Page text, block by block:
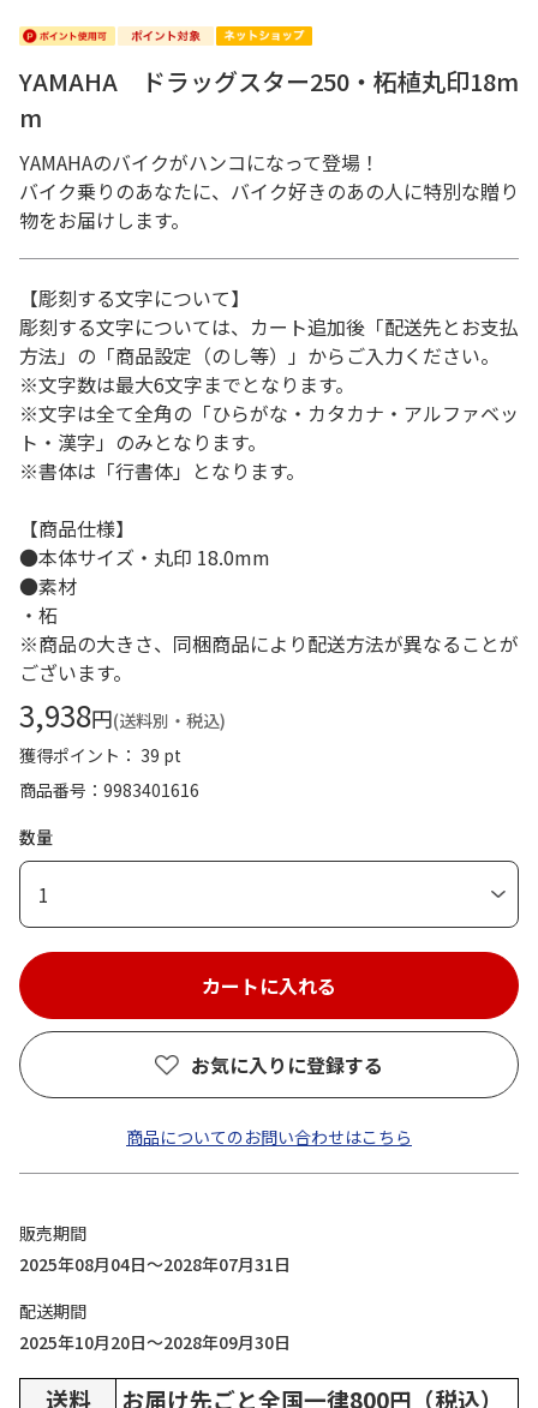
YAMAHA ドラッグスター250・柘植丸印18m
m
YAMAHAのバイクがハンコになって登場！
バイク乗りのあなたに、バイク好きのあの人に特別な贈り
物をお届けします。
【彫刻する文字について】
彫刻する文字については、カート追加後「配送先とお支払
方法」の「商品設定（のし等）」からご入力ください。
※文字数は最大6文字までとなります。
※文字は全て全角の「ひらがな・カタカナ・アルファベッ
ト・漢字」のみとなります。
※書体は「行書体」となります。
【商品仕様】
●本体サイズ・丸印 18.0mm
●素材
・柘
※商品の大きさ、同梱商品により配送方法が異なることが
ございます。
3,938円(送料別・税込)
獲得ポイント： 39 pt
商品番号
9983401616
数量
1
お気に入りに登録する
商品についてのお問い合わせはこちら
販売期間
2025年08月04日～2028年07月31日
配送期間
2025年10月20日～2028年09月30日
送料 お届け先ごと全国一律800円（税込）